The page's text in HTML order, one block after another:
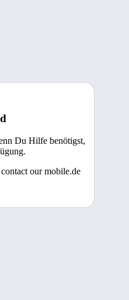
Du Hilfe benötigst,
our mobile.de